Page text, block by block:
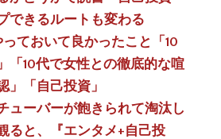
できるルートも変わる
ておいて良かったこと「10
「10代で女性との徹底的な喧
」「自己投資」
ューバーが飽きられて淘汰し
ると、『エンタメ+自己投